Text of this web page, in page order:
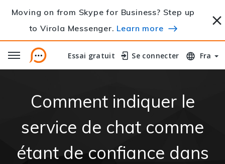
Moving on from Skype for Business? Step up
to Virola Messenger. Learn more
Essai gratuit
Essai gratuit Se connecter
Se connecter Fra
Comment indiquer le
service de chat comme
étant de confiance dans